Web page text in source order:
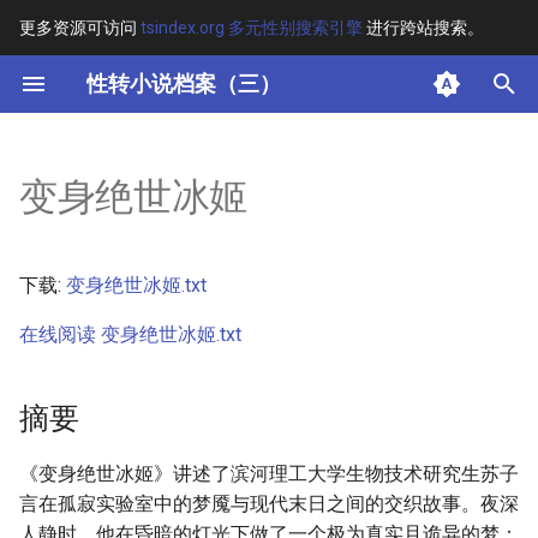
更多资源可访问 tsindex.org 多元性别搜索引擎进行跨站搜索。
性转小说档案（三）
键
开
搜
索
其他信息
正文
变身绝世冰姬
下载: 变身绝世冰姬.txt
在线阅读 变身绝世冰姬.txt
摘要
《变身绝世冰姬》讲述了滨河理工大学生物技术研究生苏子
言在孤寂实验室中的梦魇与现代末日之间的交织故事。夜深